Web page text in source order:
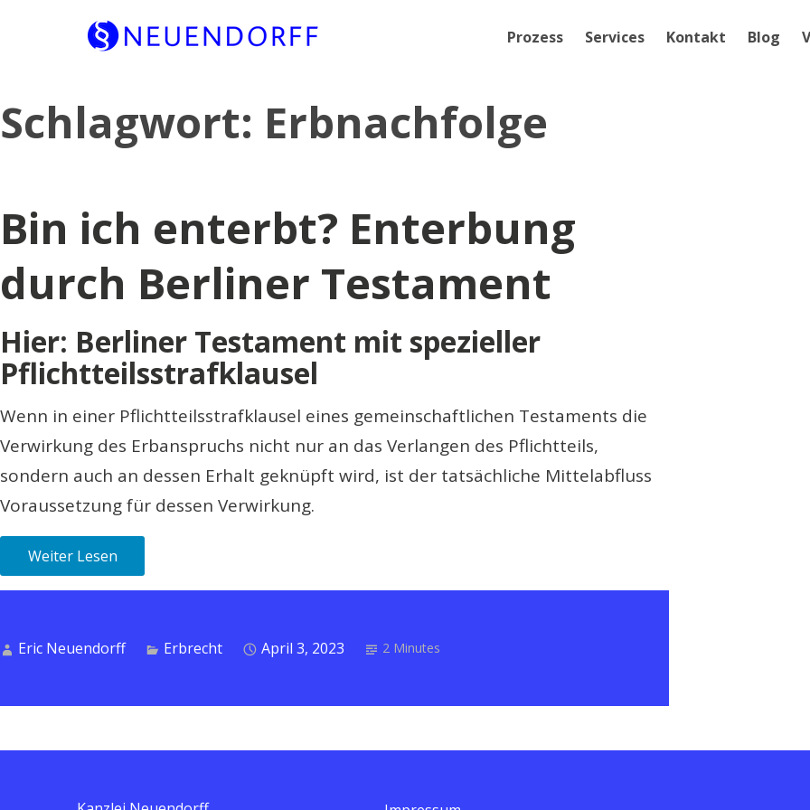
to
content
Prozess Services Kontakt Blog
Schlagwort: Erbnachfolge
Bin ich enterbt? Enterbung
durch Berliner Testament
Hier: Berliner Testament mit spezieller
Pflichtteilsstrafklausel
Wenn in einer Pflichtteilsstrafklausel eines gemeinschaftlichen Testaments die
Verwirkung des Erbanspruchs nicht nur an das Verlangen des Pflichtteils,
sondern auch an dessen Erhalt geknüpft wird, ist der tatsächliche Mittelabfluss
Voraussetzung für dessen Verwirkung.
Weiter Lesen
Eric Neuendorff Erbrecht April 3, 2023 2 Minutes